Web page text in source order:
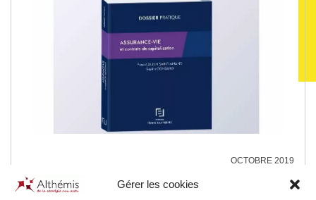
Gérer les cookies
OCTOBRE 2019
Assurance-vie et contrats de